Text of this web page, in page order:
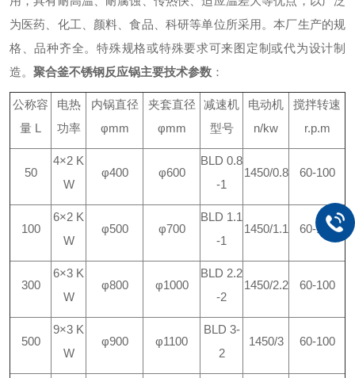
为医药、化工、颜料、食品、科研等单位所采用。本厂生产的规
格、品种齐全。特殊规格或特殊要求可来图定制或代为设计制
造。 聚合釜不锈钢反应锅主要技术参数 ：
公称容
量 L
电热
功率
内锅直径
φmm
夹套直径
φmm
减速机
型号
电动机
n/kw
搅拌转速
r.p.m
50
4×2 K
W
φ400 φ600
BLD 0.8
-1
1450/0.8 60-100
100
6×2 K
W
φ500 φ700
BLD 1.1
-1
1450/1.1 60-100
300
6×3 K
W
φ800 φ1000
BLD 2.2
-2
1450/2.2 60-100
500
9×3 K
W
φ900 φ1100
BLD 3-
2
1450/3 60-100